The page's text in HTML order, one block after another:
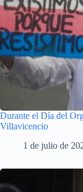
Durante el Día del
Villavicencio
1 de julio de